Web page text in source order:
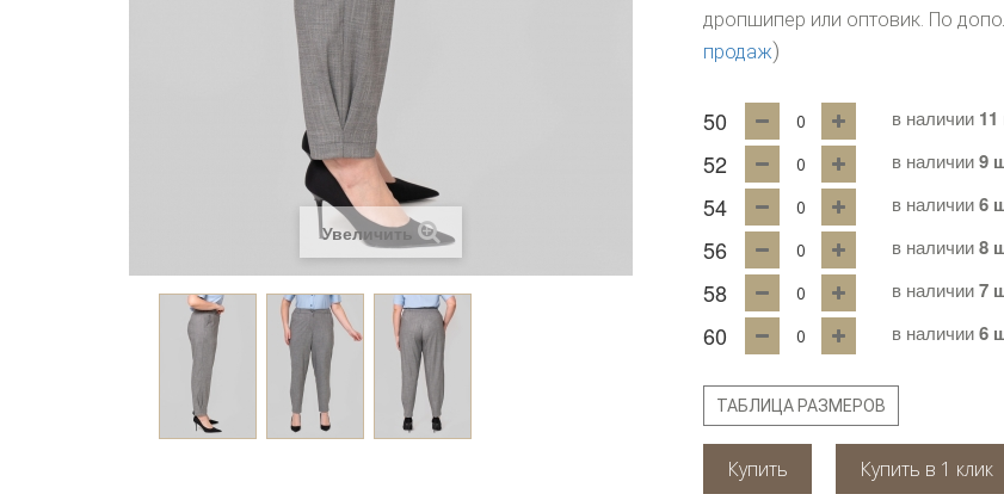
Увеличить
дропшипер или оптовик. По
продаж)
50 в наличии
52 в наличии 9
54 в наличии 6
56 в наличии 8
58 в наличии 7
60 в наличии 6
ТАБЛИЦА РАЗМЕРОВ
Купить